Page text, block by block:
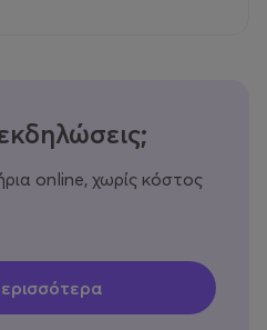
online, χωρίς κόστος